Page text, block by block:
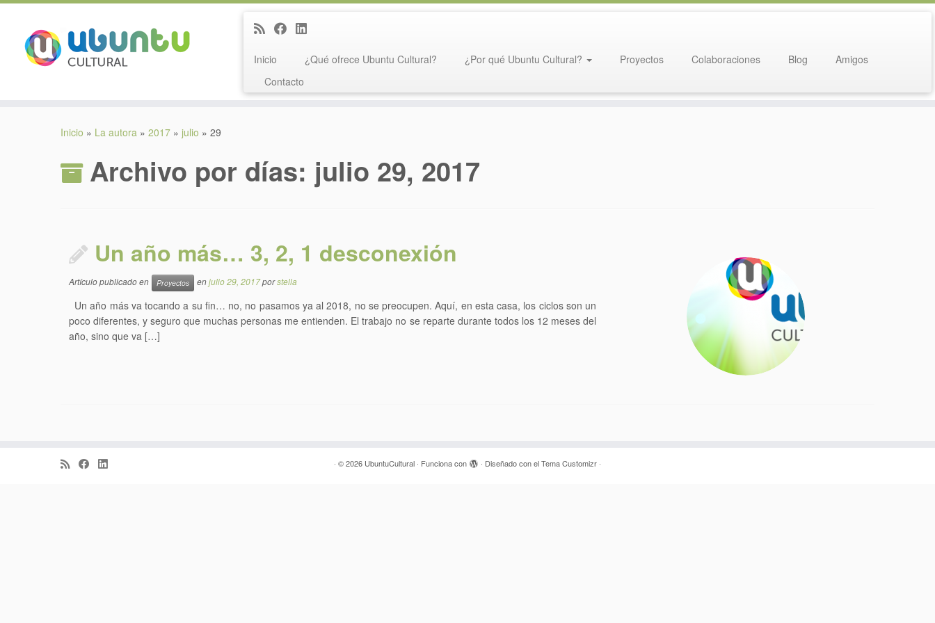
Inicio ¿Qué ofrece Ubuntu Cultural? ¿Por qué Ubuntu Cultural? Proyectos Colaboraciones Blog
Amigos
Contacto
Inicio » La autora » 2017 » julio » 29
Archivo por días: julio 29, 2017
Un año más… 3, 2, 1 desconexión
Artículo publicado en Proyectos enjulio 29, 2017porstella
Un año más va tocando a su fin… no, no pasamos ya al 2018, no se preocupen. Aquí, en esta casa, los ciclos son un
poco diferentes, y seguro que muchas personas me entienden. El trabajo no se reparte durante todos los 12 meses del
año, sino que va […]
· © 2026 UbuntuCultural · Funciona con · Diseñado con elTema Customizr ·